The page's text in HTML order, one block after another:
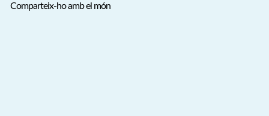
Comparteix-ho amb el món